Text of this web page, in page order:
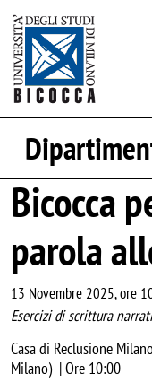
Bicocca
parola
13 Novembre 2025, ore
Esercizi di scrittura
Casa di Reclusione
Milano) | Ore 10:00